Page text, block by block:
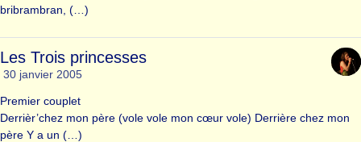
bribrambran, (…)
Les Trois princesses
30 janvier 2005
Premier couplet
Derrièr’chez mon père (vole vole mon cœur vole) Derrière chez mon
père Y a un (…)